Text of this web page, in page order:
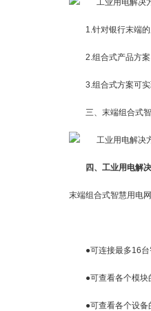
1.针对银行末端的
2.组合式产品方案
3.组合式方案可实
三、末端组合式智
四、工业用电解决
末端组合式智慧用电
●可连接最多16台
●可查看各个模块的
●可查看各个设备